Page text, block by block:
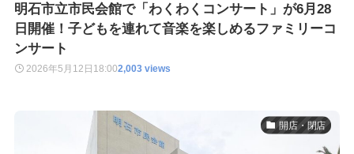
明石市立市民会館で「わくわくコンサート」が6月28
日開催！子どもを連れて音楽を楽しめるファミリーコ
ンサート
2026年5月12日 18:002,003 views
開店・閉店